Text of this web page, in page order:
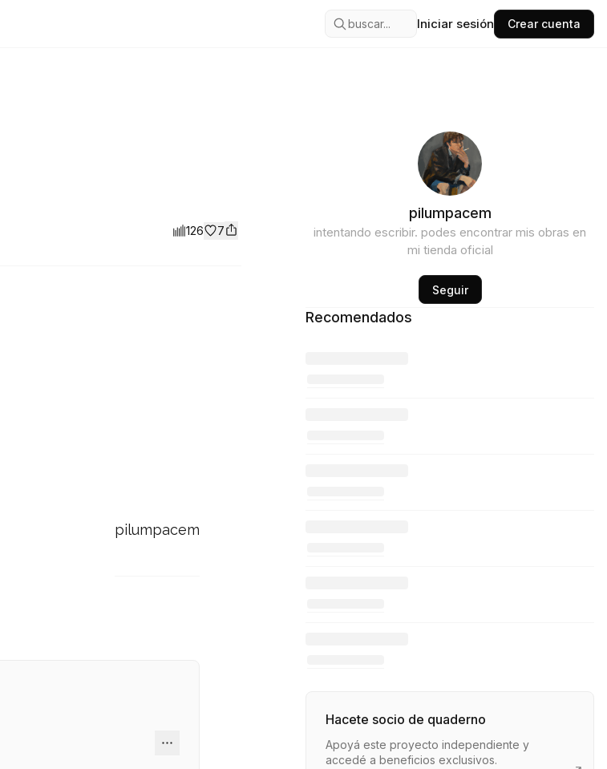
buscar... Iniciar sesión Crear cuenta
126 7
pilumpacem
pilumpacem
intentando escribir. podes encontrar mis obras en
mi tienda oficial
Seguir
Recomendados
Hacete socio de quaderno
Apoyá este proyecto independiente y
accedé a beneficios exclusivos.